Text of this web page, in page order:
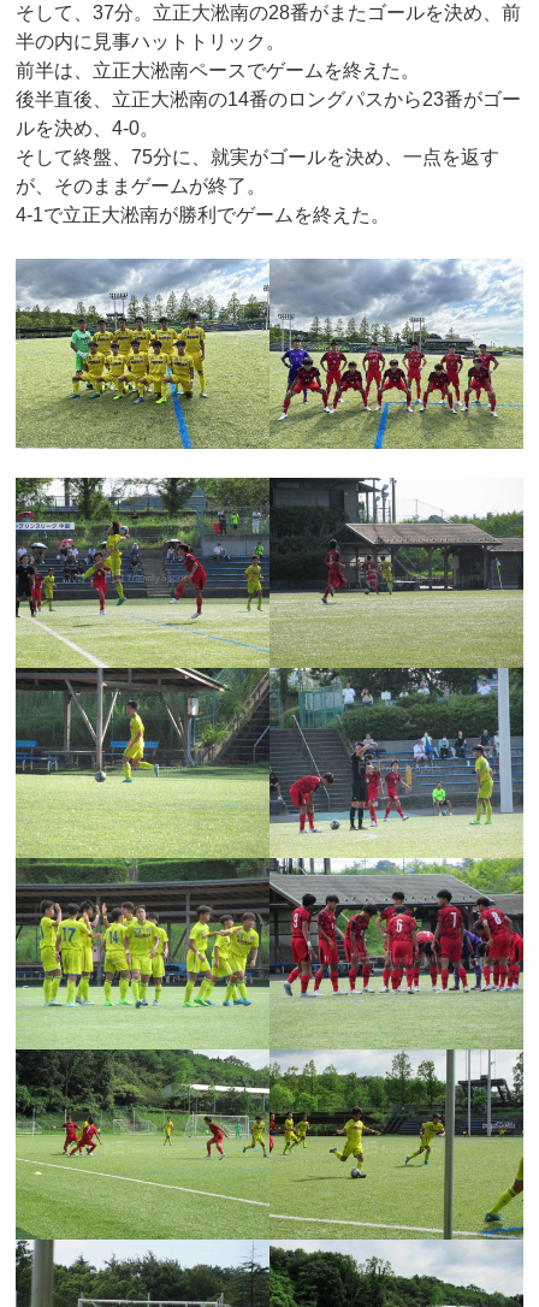
そして、37分。立正大淞南の28番がまたゴールを決め、前
半の内に見事ハットトリック。
前半は、立正大淞南ペースでゲームを終えた。
後半直後、立正大淞南の14番のロングパスから23番がゴー
ルを決め、4-0。
そして終盤、75分に、就実がゴールを決め、一点を返す
が、そのままゲームが終了。
4-1で立正大淞南が勝利でゲームを終えた。